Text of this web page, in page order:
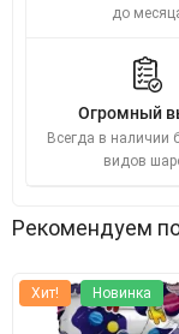
до
Огромный
Всегда в наличии
видов
Рекомендуем
Хит! Новинка